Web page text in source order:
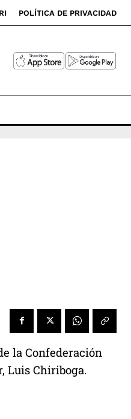
POLÍTICA DE PRIVACIDAD
la Confederación
Luis Chiriboga.